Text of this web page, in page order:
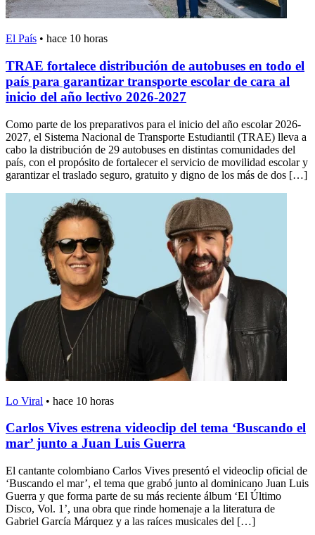
El País • hace 10 horas
TRAE fortalece distribución de autobuses en todo el
país para garantizar transporte escolar de cara al
inicio del año lectivo 2026-2027
Como parte de los preparativos para el inicio del año escolar 2026-
2027, el Sistema Nacional de Transporte Estudiantil (TRAE) lleva a
cabo la distribución de 29 autobuses en distintas comunidades del
país, con el propósito de fortalecer el servicio de movilidad escolar y
garantizar el traslado seguro, gratuito y digno de los más de dos […]
Lo Viral • hace 10 horas
Carlos Vives estrena videoclip del tema ‘Buscando el
mar’ junto a Juan Luis Guerra
El cantante colombiano Carlos Vives presentó el videoclip oficial de
‘Buscando el mar’, el tema que grabó junto al dominicano Juan Luis
Guerra y que forma parte de su más reciente álbum ‘El Último
Disco, Vol. 1’, una obra que rinde homenaje a la literatura de
Gabriel García Márquez y a las raíces musicales del […]